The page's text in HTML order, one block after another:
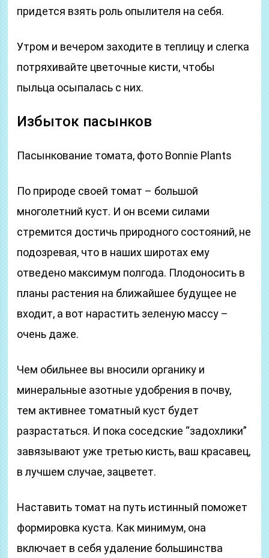
придется взять роль опылителя на себя.
Утром и вечером заходите в теплицу и слегка
потряхивайте цветочные кисти, чтобы
пыльца осыпалась с них.
Избыток пасынков
Пасынкование томата, фото Bonnie Plants
По природе своей томат – большой
многолетний куст. И он всеми силами
стремится достичь природного состояний, не
подозревая, что в наших широтах ему
отведено максимум полгода. Плодоносить в
планы растения на ближайшее будущее не
входит, а вот нарастить зеленую массу –
очень даже.
Чем обильнее вы вносили органику и
минеральные азотные удобрения в почву,
тем активнее томатный куст будет
разрастаться. И пока соседские “задохлики”
завязывают уже третью кисть, ваш красавец,
в лучшем случае, зацветет.
Наставить томат на путь истинный поможет
формировка куста. Как минимум, она
включает в себя удаление большинства